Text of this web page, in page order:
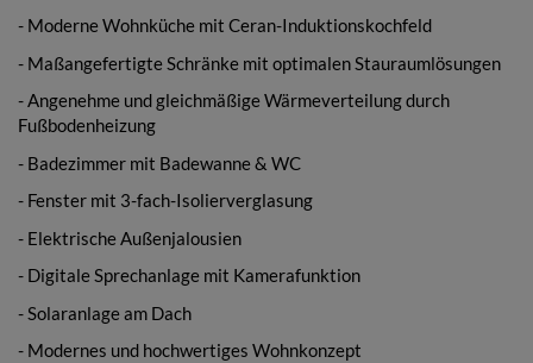
- Moderne Wohnküche mit Ceran-Induktionskochfeld
- Maßangefertigte Schränke mit optimalen Stauraumlösungen
- Angenehme und gleichmäßige Wärmeverteilung durch
Fußbodenheizung
- Badezimmer mit Badewanne & WC
- Fenster mit 3-fach-Isolierverglasung
- Elektrische Außenjalousien
- Digitale Sprechanlage mit Kamerafunktion
- Solaranlage am Dach
- Modernes und hochwertiges Wohnkonzept